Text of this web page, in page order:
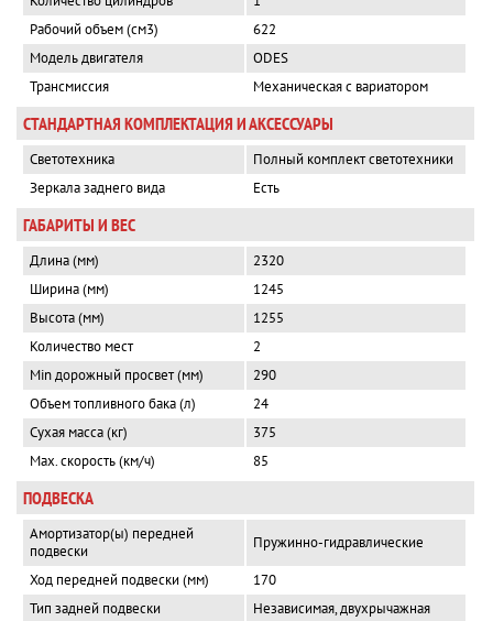
Рабочий объем (см3)
622
Модель двигателя
ODES
Трансмиссия
Механическая с вариатором
СТАНДАРТНАЯ КОМПЛЕКТАЦИЯ И АКСЕССУАРЫ
Светотехника
Полный комплект светотехники
Зеркала заднего вида
Есть
ГАБАРИТЫ И ВЕС
Длина (мм)
2320
Ширина (мм)
1245
Высота (мм)
1255
Количество мест
2
Min дорожный просвет (мм)
290
Объем топливного бака (л)
24
Сухая масса (кг)
375
Max. скорость (км/ч)
85
ПОДВЕСКА
Амортизатор(ы) передней
подвески
Пружинно-гидравлические
Ход передней подвески (мм)
170
Тип задней подвески
Независимая, двухрычажная